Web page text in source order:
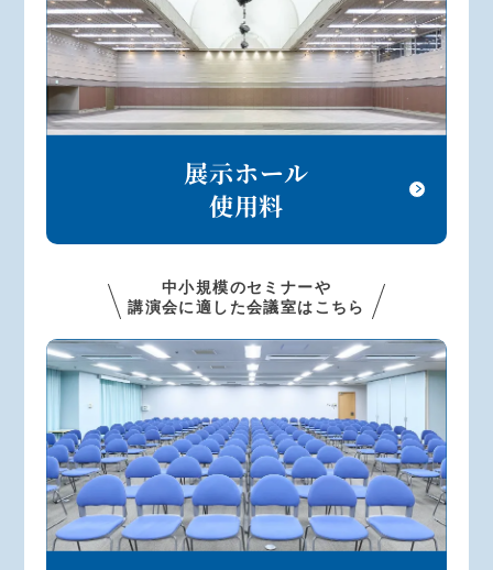
展示ホール
使用料
中小規模のセミナーや
講演会に適した会議室はこちら